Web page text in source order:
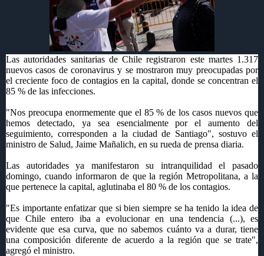
Las autoridades sanitarias de Chile registraron este martes 1.317
nuevos casos de coronavirus y se mostraron muy preocupadas por
el creciente foco de contagios en la capital, donde se concentran el
85 % de las infecciones.
"Nos preocupa enormemente que el 85 % de los casos nuevos que
hemos detectado, ya sea esencialmente por el aumento del
seguimiento, corresponden a la ciudad de Santiago", sostuvo el
ministro de Salud, Jaime Mañalich, en su rueda de prensa diaria.
Las autoridades ya manifestaron su intranquilidad el pasado
domingo, cuando informaron de que la región Metropolitana, a la
que pertenece la capital, aglutinaba el 80 % de los contagios.
"Es importante enfatizar que si bien siempre se ha tenido la idea de
que Chile entero iba a evolucionar en una tendencia (...), es
evidente que esa curva, que no sabemos cuánto va a durar, tiene
una composición diferente de acuerdo a la región que se trate",
agregó el ministro.